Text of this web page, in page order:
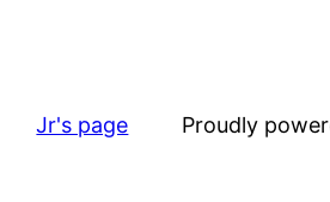
Jr's page Proudly